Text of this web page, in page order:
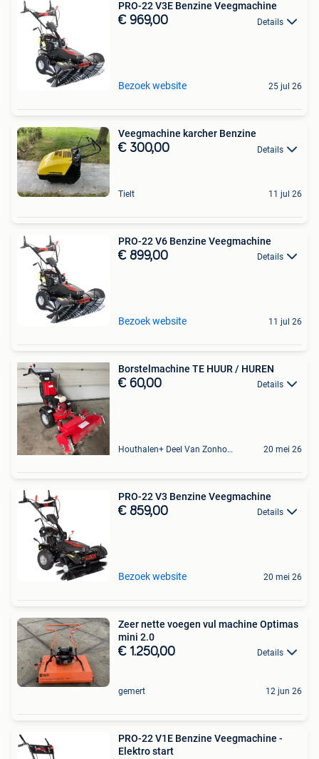
PRO-22 V3E Benzine Veegmachine
€ 969,00 Details
Bezoek website 25 jul 26
Veegmachine karcher Benzine
€ 300,00 Details
Tielt 11 jul 26
PRO-22 V6 Benzine Veegmachine
€ 899,00 Details
Bezoek website 11 jul 26
Borstelmachine TE HUUR / HUREN
€ 60,00 Details
Houthalen+ Deel Van Zonhoven En Zolder 20 mei 26
PRO-22 V3 Benzine Veegmachine
€ 859,00 Details
Bezoek website 20 mei 26
Zeer nette voegen vul machine Optimas
mini 2.0
€ 1.250,00 Details
gemert 12 jun 26
PRO-22 V1E Benzine Veegmachine -
Elektro start